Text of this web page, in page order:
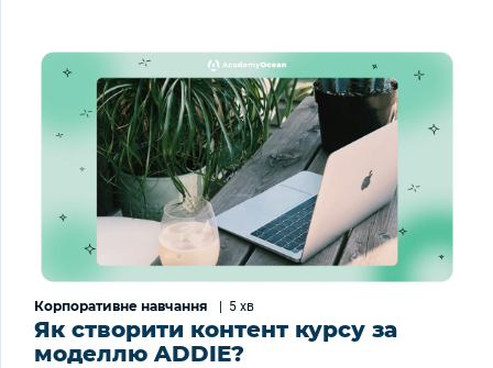
Корпоративне навчання | 5 хв
Як створити контент курсу за
моделлю ADDIE?